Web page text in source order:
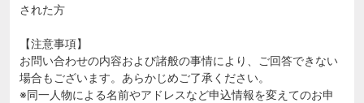
された方
【注意事項】
お問い合わせの内容および諸般の事情により、ご回答できない
場合もございます。あらかじめご了承ください。
※同一人物による名前やアドレスなど申込情報を変えてのお申